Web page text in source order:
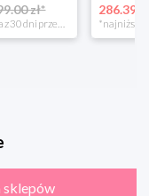
zł* 286.39 zł
sklepów